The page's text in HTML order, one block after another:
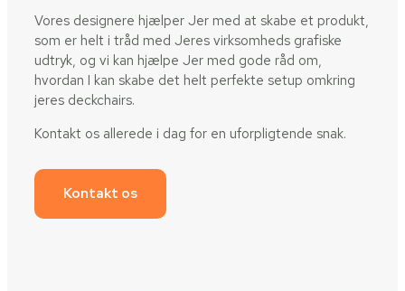
Vores designere hjælper Jer med at skabe et produkt,
som er helt i tråd med Jeres virksomheds grafiske
udtryk, og vi kan hjælpe Jer med gode råd om,
hvordan I kan skabe det helt perfekte setup omkring
jeres deckchairs.
Kontakt os allerede i dag for en uforpligtende snak.
Kontakt os